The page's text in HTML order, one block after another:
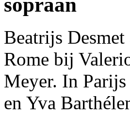
Beatrijs
Rome bij
Meyer. In
en Yva